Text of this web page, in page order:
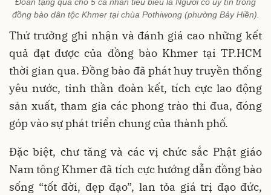
Đoàn tặng quà cho 5 cá nhân tiêu biểu là Người có uy tín trong
đồng bào dân tộc Khmer tại chùa Pothiwong (phường Bảy Hiền).
Thứ trưởng ghi nhận và đánh giá cao những kết
quả đạt được của đồng bào Khmer tại TP.HCM
thời gian qua. Đồng bào đã phát huy truyền thống
yêu nước, tinh thần đoàn kết, tích cực lao động
sản xuất, tham gia các phong trào thi đua, đóng
góp vào sự phát triển chung của thành phố.
Đặc biệt, chư tăng và các vị chức sắc Phật giáo
Nam tông Khmer đã tích cực hướng dẫn đồng bào
sống “tốt đời, đẹp đạo”, lan tỏa giá trị đạo đức,